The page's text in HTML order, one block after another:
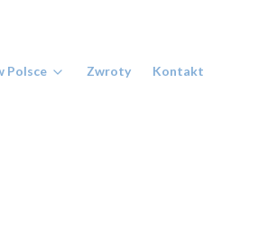
Polsce Zwroty Kontakt i numer